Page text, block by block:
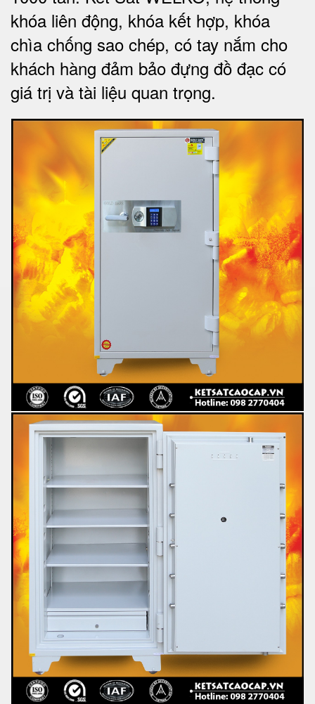
khóa liên động, khóa kết hợp, khóa
chìa chống sao chép, có tay nắm cho
khách hàng đảm bảo đựng đồ đạc có
giá trị và tài liệu quan trọng.